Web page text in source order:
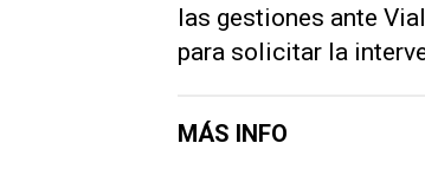
las gestiones ante
para solicitar la
MÁS INFO